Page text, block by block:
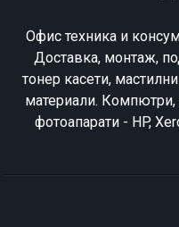
Офис техника и
Доставка, монтаж,
тонер касети,
материали. Компютри,
фотоапарати - HP,